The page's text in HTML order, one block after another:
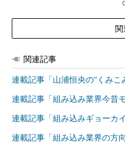
関
関連記事
連載記事「山浦恒央の“くみこ
連載記事「組み込み業界今昔
連載記事「組み込みギョーカ
連載記事「組み込み業界の方